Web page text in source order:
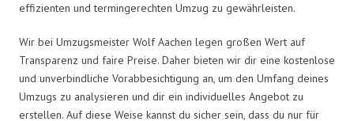
effizienten und termingerechten Umzug zu gewährleisten.
Wir bei Umzugsmeister Wolf Aachen legen großen Wert auf
Transparenz und faire Preise. Daher bieten wir dir eine kostenlose
und unverbindliche Vorabbesichtigung an, um den Umfang deines
Umzugs zu analysieren und dir ein individuelles Angebot zu
erstellen. Auf diese Weise kannst du sicher sein, dass du nur für